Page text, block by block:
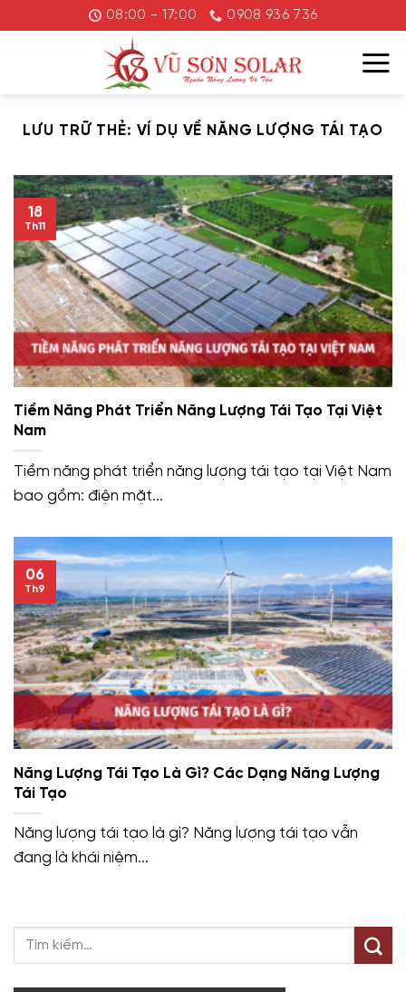
đến
08:00 - 17:00 0908 936 736
LƯU TRỮ THẺ: VÍ DỤ VỀ NĂNG LƯỢNG TÁI TẠO
Tiềm Năng Phát Triển Năng Lượng Tái Tạo Tại Việt
Nam
Tiềm năng phát triển năng lượng tái tạo tại Việt Nam
bao gồm: điện mặt...
18
Th11
Năng Lượng Tái Tạo Là Gì? Các Dạng Năng Lượng
Tái Tạo
Năng lượng tái tạo là gì? Năng lượng tái tạo vẫn
đang là khái niệm...
06
Th9